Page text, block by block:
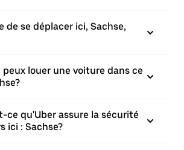
de se déplacer ici, Sachse,
louer une voiture dans ce
ce qu'Uber assure la sécurité
ici : Sachse?